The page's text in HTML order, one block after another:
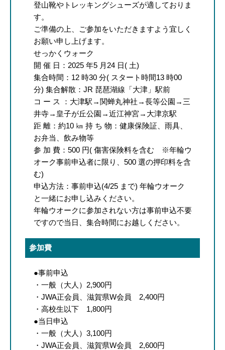
登山靴やトレッキングシューズが適しておりま
す。
ご準備の上、ご参加をいただきますよう宜しく
お願い申し上げます。
せっかくウォーク
開 催 日：2025 年5 月24 日( 土)
集合時間：12 時30 分( スタート時間13 時00
分) 集合解散：JR 琵琶湖線「大津」駅前
コ ー ス ：大津駅→関蝉丸神社→長等公園→三
井寺→皇子が丘公園→近江神宮→大津京駅
距 離：約10 ㎞ 持 ち 物：健康保険証、雨具、
お弁当、飲み物等
参 加 費：500 円( 傷害保険料を含む ※年輪ウ
オーク事前申込者に限り、500 選の押印料を含
む)
申込方法：事前申込(4/25 まで) 年輪ウオーク
と一緒にお申し込みください。
年輪ウオークに参加されない方は事前申込不要
ですので当日、集合時間にお越しください。
参加費
●事前申込
・一般（大人）2,900円
・JWA正会員、滋賀県W会員 2,400円
・高校生以下 1,800円
●当日申込
・一般（大人）3,100円
・JWA正会員、滋賀県W会員 2,600円